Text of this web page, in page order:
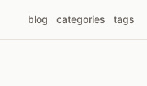
blog categories tags